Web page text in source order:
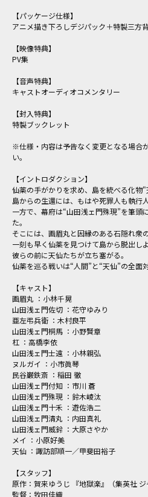
【パッケージ仕様】
アニメ描き下ろしデジパック＋特製三方
【映像特典】
PV集
【音声特典】
キャストオーディオコメンタリー
【封入特典】
特製ブックレット
※仕様・内容は予告なく変更となる場合
い。
【イントロダクション】
仙薬の手がかりを求め、島を統べる化物"
島からの生還には、もはや死罪人も執行
一方で、幕府は“山田浅ェ門殊現”を筆頭
た。
そこには、画眉丸と因縁のある石隠れ衆の
一刻も早く仙薬を見つけて島から脱出し
彼らの前に天仙たちが立ち塞がる。
仙薬を巡る戦いは“人間”と“天仙”の全面
【キャスト】
画眉丸 ：小林千晃
山田浅ェ門佐切 ：花守ゆみり
亜左弔兵衛 ：木村良平
山田浅ェ門桐馬 ：小野賢章
杠 ：高橋李依
山田浅ェ門士遠 ：小林親弘
ヌルガイ ：小市眞琴
民谷巌鉄斎 ：稲田 徹
山田浅ェ門付知 ：市川 蒼
山田浅ェ門殊現 ：鈴木崚汰
山田浅ェ門十禾 ：遊佐浩二
山田浅ェ門清丸 ：内田真礼
山田浅ェ門威鈴 ：大原さやか
メイ ：小原好美
天仙 ：諏訪部順一／甲斐田裕子
【スタッフ】
原作：賀来ゆうじ 『地獄楽』（集英社 ジ
監督：牧田佳織